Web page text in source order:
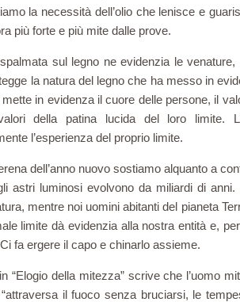
la necessità dell’olio che lenisce e
più forte e più mite dalle prove.
sul legno ne evidenzia le
la natura del legno che ha messo in
in evidenza il cuore delle persone, il
della patina lucida del loro limite.
l’esperienza del proprio limite.
dell’anno nuovo sostiamo alquanto a
astri luminosi evolvono da miliardi di
mentre noi uomini abitanti del pianeta
limite dà evidenzia alla nostra entità e,
fa ergere il capo e chinarlo assieme.
“Elogio della mitezza” scrive che l’uomo
il fuoco senza bruciarsi, le